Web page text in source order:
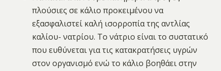
πλούσιες σε κάλιο προκειμένου να
εξασφαλιστεί καλή ισορροπία της αντλίας
καλίου- νατρίου. Το νάτριο είναι το συστατικό
που ευθύνεται για τις κατακρατήσεις υγρών
στον οργανισμό ενώ το κάλιο βοηθάει στην